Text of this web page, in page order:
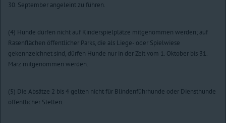
30. September angeleint zu führen.
(4) Hunde dürfen nicht auf Kinderspielplätze mitgenommen werden; auf
Rasenflächen öffentlicher Parks, die als Liege- oder Spielwiese
gekennzeichnet sind, dürfen Hunde nur in der Zeit vom 1. Oktober bis 31.
März mitgenommen werden.
(5) Die Absätze 2 bis 4 gelten nicht für Blindenführhunde oder Diensthunde
öffentlicher Stellen.